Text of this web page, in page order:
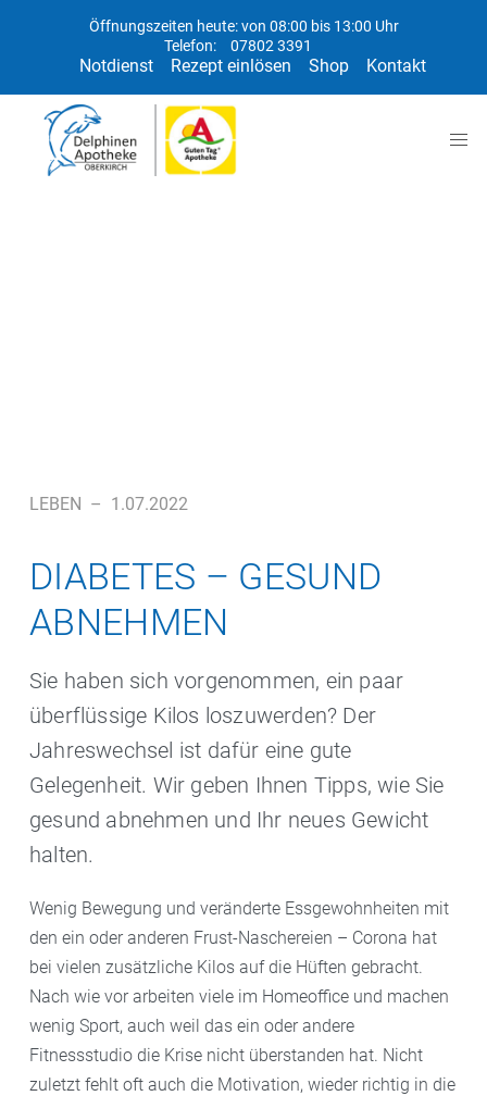
Öffnungszeiten heute: von 08:00 bis 13:00 Uhr
Telefon:
07802 3391
Notdienst Rezept einlösen Shop Kontakt
LEBEN – 1.07.2022
DIABETES – GESUND
ABNEHMEN
Sie haben sich vorgenommen, ein paar
überflüssige Kilos loszuwerden? Der
Jahreswechsel ist dafür eine gute
Gelegenheit. Wir geben Ihnen Tipps, wie Sie
gesund abnehmen und Ihr neues Gewicht
halten.
Wenig Bewegung und veränderte Essgewohnheiten mit
den ein oder anderen Frust-Naschereien – Corona hat
bei vielen zusätzliche Kilos auf die Hüften gebracht.
Nach wie vor arbeiten viele im Homeoffice und machen
wenig Sport, auch weil das ein oder andere
Fitnessstudio die Krise nicht überstanden hat. Nicht
zuletzt fehlt oft auch die Motivation, wieder richtig in die